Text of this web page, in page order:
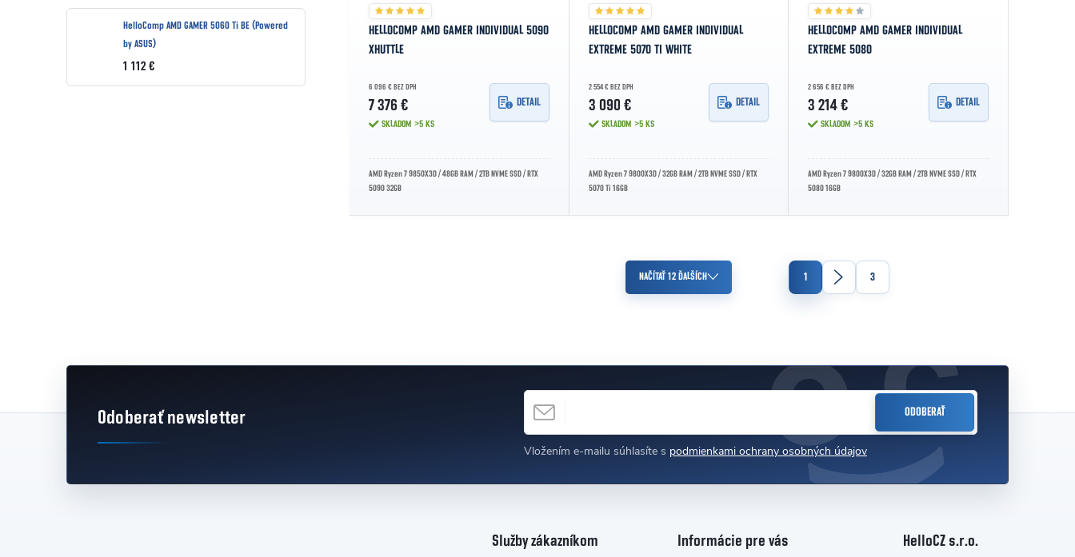
HelloComp AMD GAMER 5060 Ti BE (Powered
by ASUS)
1 112 €
HELLOCOMP AMD GAMER INDIVIDUAL 5090
XHUTTLE
6 096 € BEZ DPH
7 376 €
SKLADOM >5 KS
DETAIL
AMD Ryzen 7 9850X3D / 48GB RAM / 2TB NVME SSD / RTX
5090 32GB
HELLOCOMP AMD GAMER INDIVIDUAL
EXTREME 5070 TI WHITE
2 554 € BEZ DPH
3 090 €
SKLADOM >5 KS
DETAIL
AMD Ryzen 7 9800X3D / 32GB RAM / 2TB NVME SSD / RTX
5070 Ti 16GB
HELLOCOMP AMD GAMER INDIVIDUAL
EXTREME 5080
2 656 € BEZ DPH
3 214 €
SKLADOM >5 KS
DETAIL
AMD Ryzen 7 9800X3D / 32GB RAM / 2TB NVME SSD / RTX
5080 16GB
NAČÍTAŤ 12 ĎALŠÍCH Stránkovanie
1 3
ZápätieOdoberať newsletter EMAIL
Vložením e-mailu súhlasíte s podmienkami ochrany osobných údajov
ODOBERAŤ
Služby zákazníkom Informácie pre vás HelloCZ s.r.o.